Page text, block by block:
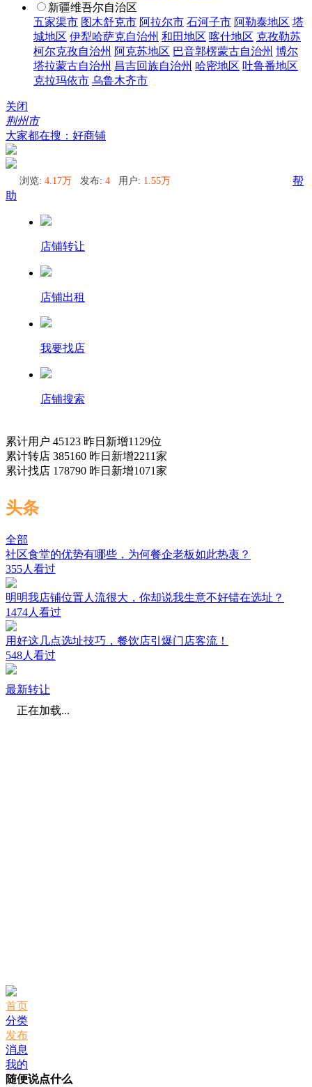
新疆维吾尔自治区
五家渠市 图木舒克市 阿拉尔市 石河子市 阿勒泰地区 塔
城地区 伊犁哈萨克自治州 和田地区 喀什地区 克孜勒苏
柯尔克孜自治州 阿克苏地区 巴音郭楞蒙古自治州 博尔
塔拉蒙古自治州 昌吉回族自治州 哈密地区 吐鲁番地区
克拉玛依市 乌鲁木齐市
关闭
荆州市
大家都在搜：好商铺
浏览: 4.17万 发布: 4 用户: 1.55万
帮
助
店铺转让
店铺出租
我要找店
店铺搜索
累计用户 45123 昨日新增1129位
累计转店 385160 昨日新增2211家
累计找店 178790 昨日新增1071家
头条
全部
社区食堂的优势有哪些，为何餐企老板如此热衷？
355人看过
明明我店铺位置人流很大，你却说我生意不好错在选址？
1474人看过
用好这几点选址技巧，餐饮店引爆门店客流！
548人看过
最新转让
正在加载...
首页
分类
发布
消息
我的
随便说点什么